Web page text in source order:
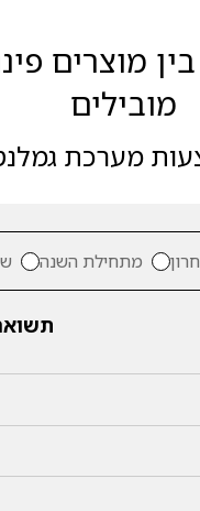
מוצרים
מובילים
מערכת
מתחילת השנה